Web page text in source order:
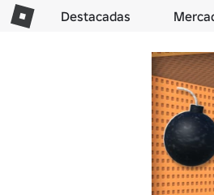
Destacadas